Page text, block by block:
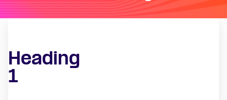
Heading
1